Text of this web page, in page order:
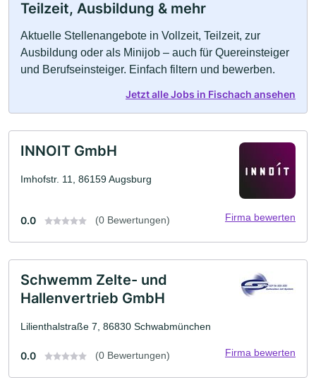
Teilzeit, Ausbildung & mehr
Aktuelle Stellenangebote in Vollzeit, Teilzeit, zur
Ausbildung oder als Minijob – auch für Quereinsteiger
und Berufseinsteiger. Einfach filtern und bewerben.
Jetzt alle Jobs in Fischach ansehen
INNOIT GmbH
Imhofstr. 11, 86159 Augsburg
0.0 (0 Bewertungen) Firma bewerten
Schwemm Zelte- und
Hallenvertrieb GmbH
Lilienthalstraße 7, 86830 Schwabmünchen
0.0 (0 Bewertungen) Firma bewerten